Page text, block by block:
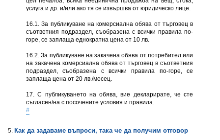
услуга и др. и/или ако тя се извършва от юридическо лице.
16.1. За публикуване на комерсиална обява от търговец в
съответния подраздел, съобразена с всички правила по-
горе, се заплаща еднократна цена от 10 лв.
16.2. За публикуване на закачена обява от потребител или
на закачена комерсиална обява от търговец в съответния
подраздел, съобразена с всички правила по-горе, се
заплаща цена от 20 лв./месец.
17. С публикуването на обява, вие декларирате, че сте
съгласен/на с посочените условия и правила.
#
Как да задаваме въпроси, така че да получим отговор